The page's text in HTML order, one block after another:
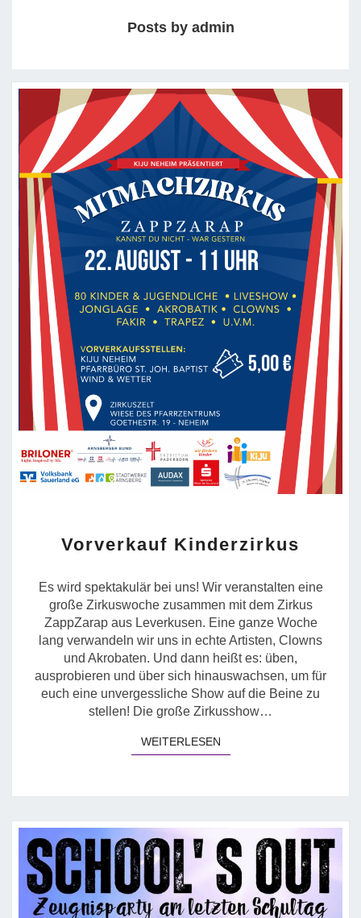
Posts by admin
KINDERZIRKUS
Vorverkauf Kinderzirkus
Es wird spektakulär bei uns! Wir veranstalten eine
große Zirkuswoche zusammen mit dem Zirkus
ZappZarap aus Leverkusen. Eine ganze Woche
lang verwandeln wir uns in echte Artisten, Clowns
und Akrobaten. Und dann heißt es: üben,
ausprobieren und über sich hinauswachsen, um für
euch eine unvergessliche Show auf die Beine zu
stellen! Die große Zirkusshow…
WEITERLESENWEITERLESEN